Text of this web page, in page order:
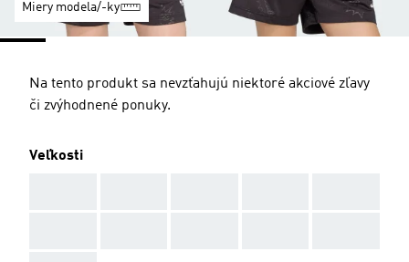
Miery modela/-ky
Na tento produkt sa nevzťahujú niektoré akciové zľavy
či zvýhodnené ponuky.
Veľkosti